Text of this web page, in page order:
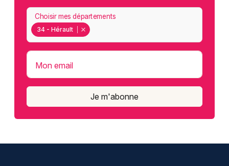
34 - Hérault
Choisir mes départements
Mon email
Je m'abonne